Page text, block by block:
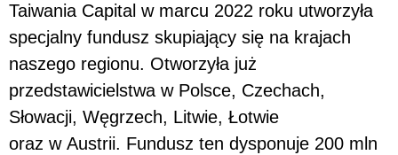
Taiwania Capital w marcu 2022 roku utworzyła
specjalny fundusz skupiający się na krajach
naszego regionu. Otworzyła już
przedstawicielstwa w Polsce, Czechach,
Słowacji, Węgrzech, Litwie, Łotwie
oraz w Austrii. Fundusz ten dysponuje 200 mln